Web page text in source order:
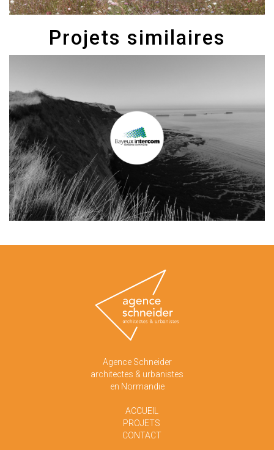
Projets similaires
Agence Schneider
architectes & urbanistes
en Normandie
ACCUEIL
PROJETS
CONTACT